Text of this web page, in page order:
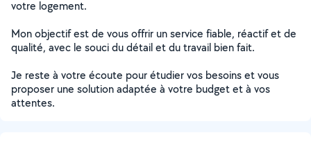
votre logement.
Mon objectif est de vous offrir un service fiable, réactif et de
qualité, avec le souci du détail et du travail bien fait.
Je reste à votre écoute pour étudier vos besoins et vous
proposer une solution adaptée à votre budget et à vos
attentes.